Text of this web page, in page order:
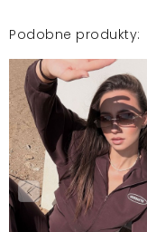
Podobne produkty: